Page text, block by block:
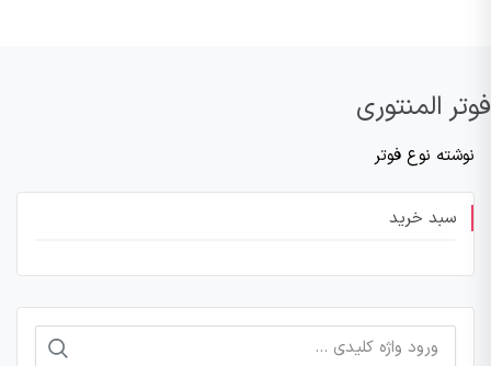
فوتر المنتوری
نوشته نوع فوتر
سبد خرید
جستجو